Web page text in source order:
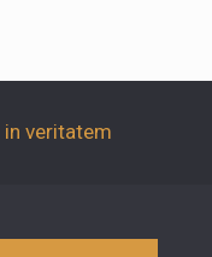
in veritatem